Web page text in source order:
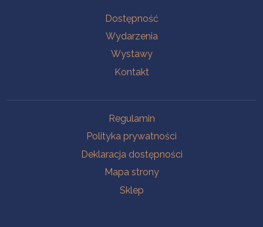
Dostępność
Wydarzenia
Wystawy
Kontakt
Regulamin
Polityka prywatności
Deklaracja dostępności
Mapa strony
Sklep